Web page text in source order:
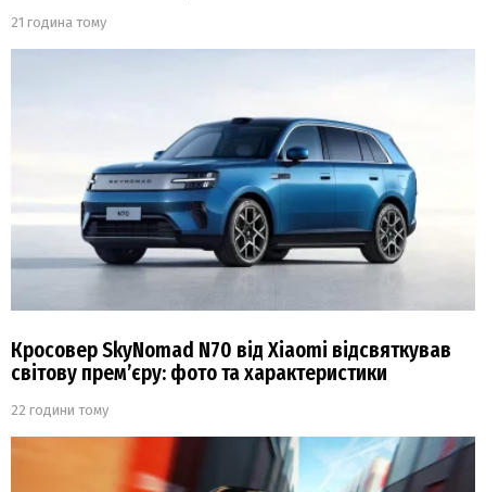
21 година тому
Кросовер SkyNomad N70 від Xiaomi відсвяткував
світову прем’єру: фото та характеристики
22 години тому